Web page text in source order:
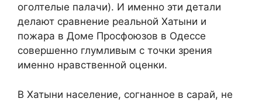
оголтелые палачи). И именно эти детали
делают сравнение реальной Хатыни и
пожара в Доме Просфоюзов в Одессе
совершенно глумливым с точки зрения
именно нравственной оценки.
В Хатыни население, согнанное в сарай, не